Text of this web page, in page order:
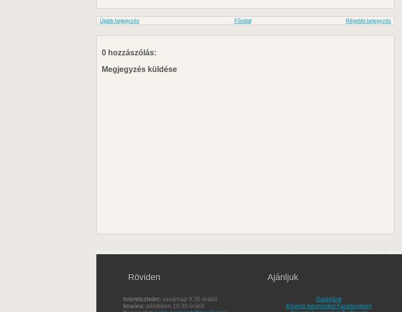
Újabb bejegyzés Régebbi bejegyzés
Főoldal
0 hozzászólás:
Megjegyzés küldése
Röviden
Istentisztelet: vasárnap 9:30 órától
Imaóra: pénteken 18:30 órától
Ajánljuk
Galériánk
Kövess bennünket Facebookon!